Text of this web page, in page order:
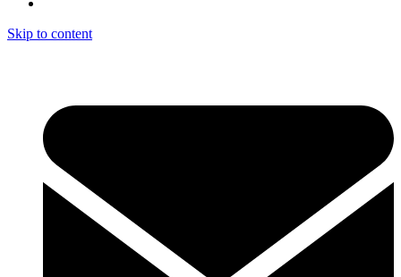
Skip to content